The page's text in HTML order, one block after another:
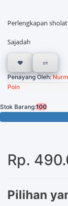
Perlengkapan
Sajadah
Penayang Oleh:
Poin
Stok Barang:100
Rp.
Pilihan